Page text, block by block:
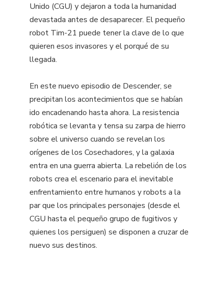
Unido (CGU) y dejaron a toda la humanidad
devastada antes de desaparecer. El pequeño
robot Tim-21 puede tener la clave de lo que
quieren esos invasores y el porqué de su
llegada.
En este nuevo episodio de Descender, se
precipitan los acontecimientos que se habían
ido encadenando hasta ahora. La resistencia
robótica se levanta y tensa su zarpa de hierro
sobre el universo cuando se revelan los
orígenes de los Cosechadores, y la galaxia
entra en una guerra abierta. La rebelión de los
robots crea el escenario para el inevitable
enfrentamiento entre humanos y robots a la
par que los principales personajes (desde el
CGU hasta el pequeño grupo de fugitivos y
quienes los persiguen) se disponen a cruzar de
nuevo sus destinos.